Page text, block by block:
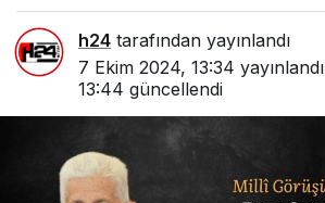
h24 tarafından yayınlandı
7 Ekim 2024, 13:34 yayınlandı
13:44 güncellendi